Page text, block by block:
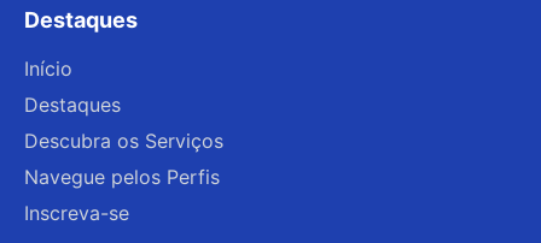
Destaques
Início
Destaques
Descubra os Serviços
Navegue pelos Perfis
Inscreva-se